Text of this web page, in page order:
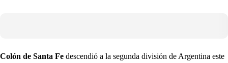
Colón de Santa Fe descendió a la segunda división de Argentina este